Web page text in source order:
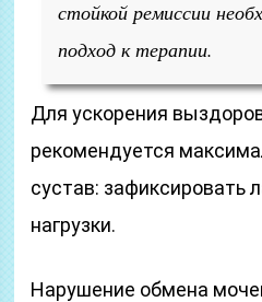
стойкой ремиссии
подход к терапии.
Для ускорения
рекомендуется
сустав: зафиксировать
нагрузки.
Нарушение обмена